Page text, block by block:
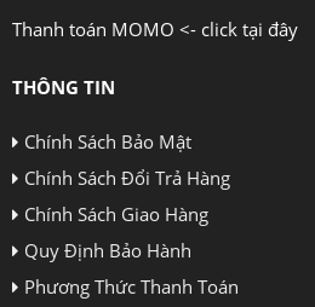
Thanh toán MOMO <- click tại đây
THÔNG TIN
Chính Sách Bảo Mật
Chính Sách Đổi Trả Hàng
Chính Sách Giao Hàng
Quy Định Bảo Hành
Phương Thức Thanh Toán